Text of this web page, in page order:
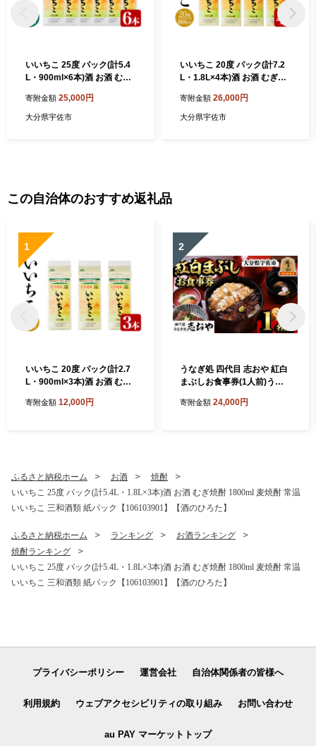
いいちこ 25度 パック(計5.4
L・900ml×6本)酒 お酒 むぎ
ちこ 三和酒類 紙パック【10
6104200】【酒のひろた】
寄附金額 25,000円
大分県宇佐市
いいちこ 20度 パック(計7.2
L・1.8L×4本)酒 お酒 むぎ焼
ちこ 三和酒類 紙パック【10
7301900】【時枝酒店】
寄附金額 26,000円
大分県宇佐市
この自治体のおすすめ返礼品
1
いいちこ 20度 パック(計2.7
L・900ml×3本)酒 お酒 むぎ
ール 飲料 常温 紙パック【10
寄附金額 12,000円
2
うなぎ処 四代目 志おや 紅白
まぶしお食事券(1人前)うな
焼き 白焼き うな重 ひつまぶ
寄附金額 24,000円
ふるさと納税ホーム お酒
焼酎
いいちこ 25度 パック(計5.4L・1.8L×3本)酒 お酒 むぎ焼酎 1800ml 麦焼酎 常温
いいちこ 三和酒類 紙パック【106103901】【酒のひろた】
ふるさと納税ホーム ランキング
お酒ランキング
焼酎ランキング
いいちこ 25度 パック(計5.4L・1.8L×3本)酒 お酒 むぎ焼酎 1800ml 麦焼酎 常温
いいちこ 三和酒類 紙パック【106103901】【酒のひろた】
プライバシーポリシー 運営会社 自治体関係者の皆様へ
利用規約 ウェブアクセシビリティの取り組み お問い合わせ
au PAY マーケットトップ